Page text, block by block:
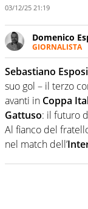
03/12/25 21:19
Domenico
GIORNALISTA
Da
in tutte le
calcio e per
serissima,
Sebastiano
suo gol – il terzo
avanti in Coppa
Gattuso: il futuro
Al fianco del
nel match dell’